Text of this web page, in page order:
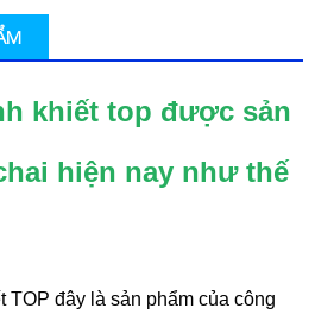
khiết top được sản
hiện nay như thế
TOP đây là sản phẩm của công